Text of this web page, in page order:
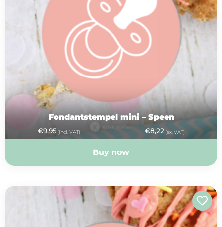
Fondantstempel mini – Speen
€9,95 (incl. VAT) €8,22 (ex. VAT)
Buy now